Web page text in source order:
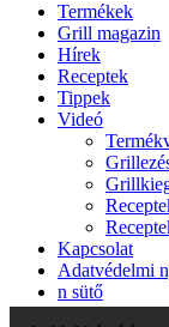
Termékek
Grill magazin
Hírek
Receptek
Tippek
Videó
Kapcsolat
Adatvédelmi
n sütő